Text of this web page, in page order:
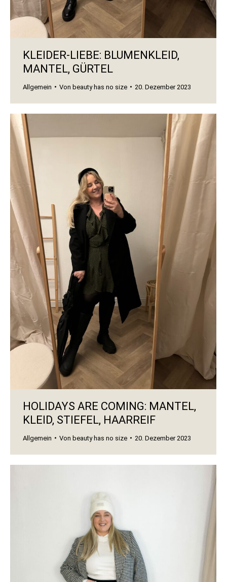
KLEIDER-LIEBE: BLUMENKLEID,
MANTEL, GÜRTEL
Allgemein Von beauty has no size 20. Dezember 2023
HOLIDAYS ARE COMING: MANTEL,
KLEID, STIEFEL, HAARREIF
Allgemein Von beauty has no size 20. Dezember 2023